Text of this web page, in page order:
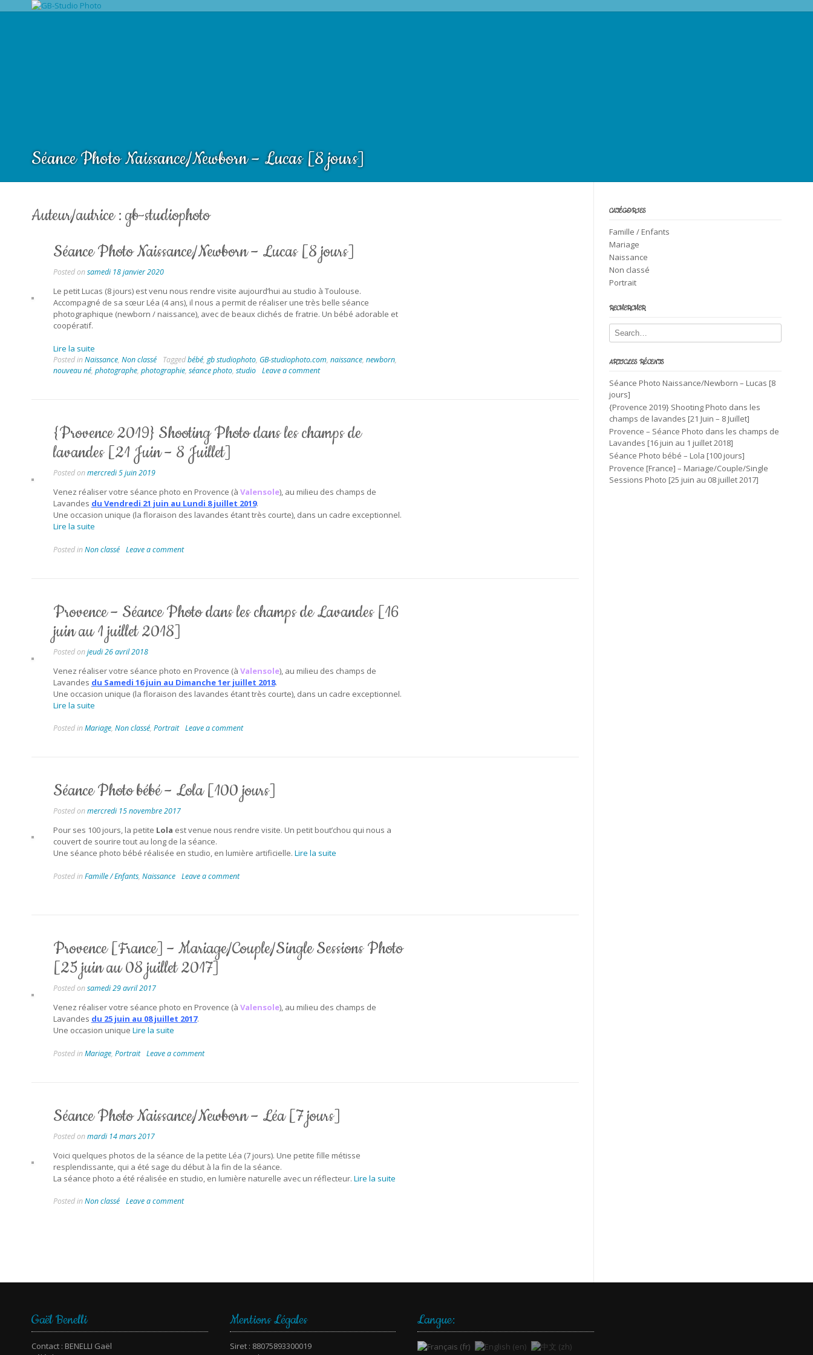
Séance Photo Naissance/Newborn – Lucas [8 jours]
Auteur/autrice : gb-studiophoto
Séance Photo Naissance/Newborn – Lucas [8 jours]
Posted onsamedi 18 janvier 2020
Le petit Lucas (8 jours) est venu nous rendre visite aujourd’hui au studio à Toulouse.
Accompagné de sa sœur Léa (4 ans), il nous a permit de réaliser une très belle séance
photographique (newborn / naissance), avec de beaux clichés de fratrie. Un bébé adorable et
coopératif.
Lire la suite
Posted inNaissance, Non classé Taggedbébé, gb studiophoto, GB-studiophoto.com, naissance, newborn,
nouveau né, photographe, photographie, séance photo, studio Leave a comment
{Provence 2019} Shooting Photo dans les champs de
lavandes [21 Juin – 8 Juillet]
Posted onmercredi 5 juin 2019
Venez réaliser votre séance photo en Provence (à Valensole), au milieu des champs de
Lavandes du Vendredi 21 juin au Lundi 8 juillet 2019.
Une occasion unique (la floraison des lavandes étant très courte), dans un cadre exceptionnel.
Lire la suite
Posted inNon classé Leave a comment
Provence – Séance Photo dans les champs de Lavandes [16
juin au 1 juillet 2018]
Posted onjeudi 26 avril 2018
Venez réaliser votre séance photo en Provence (à Valensole), au milieu des champs de
Lavandes du Samedi 16 juin au Dimanche 1er juillet 2018.
Une occasion unique (la floraison des lavandes étant très courte), dans un cadre exceptionnel.
Lire la suite
Posted inMariage, Non classé, Portrait Leave a comment
Séance Photo bébé – Lola [100 jours]
Posted onmercredi 15 novembre 2017
Pour ses 100 jours, la petite Lola est venue nous rendre visite. Un petit bout’chou qui nous a
couvert de sourire tout au long de la séance.
Une séance photo bébé réalisée en studio, en lumière artificielle. Lire la suite
Posted inFamille / Enfants, Naissance Leave a comment
Provence [France] – Mariage/Couple/Single Sessions Photo
[25 juin au 08 juillet 2017]
Posted onsamedi 29 avril 2017
Venez réaliser votre séance photo en Provence (à Valensole), au milieu des champs de
Lavandes du 25 juin au 08 juillet 2017.
Une occasion unique Lire la suite
Posted inMariage, Portrait Leave a comment
Séance Photo Naissance/Newborn – Léa [7 jours]
Posted onmardi 14 mars 2017
Voici quelques photos de la séance de la petite Léa (7 jours). Une petite fille métisse
resplendissante, qui a été sage du début à la fin de la séance.
La séance photo a été réalisée en studio, en lumière naturelle avec un réflecteur. Lire la suite
Posted inNon classé Leave a comment
CATÉGORIES
Famille / Enfants
Mariage
Naissance
Non classé
Portrait
RECHERCHER
ARTICLES RÉCENTS
Séance Photo Naissance/Newborn – Lucas [8
jours]
{Provence 2019} Shooting Photo dans les
champs de lavandes [21 Juin – 8 Juillet]
Provence – Séance Photo dans les champs de
Lavandes [16 juin au 1 juillet 2018]
Séance Photo bébé – Lola [100 jours]
Provence [France] – Mariage/Couple/Single
Sessions Photo [25 juin au 08 juillet 2017]
Gaël Benelli
Contact : BENELLI Gaël
Mentions Légales
Siret : 88075893300019
Langue: